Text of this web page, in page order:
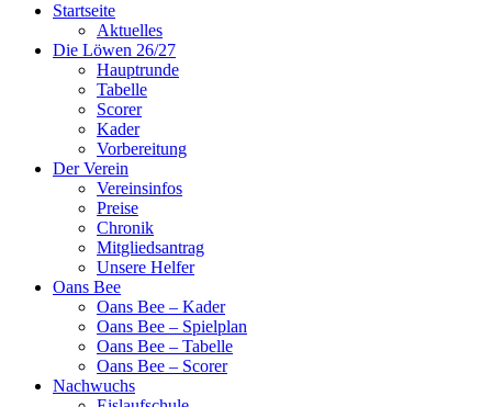
Startseite
Aktuelles
Die Löwen 26/27
Hauptrunde
Tabelle
Scorer
Kader
Vorbereitung
Der Verein
Vereinsinfos
Preise
Chronik
Mitgliedsantrag
Unsere Helfer
Oans Bee
Oans Bee – Kader
Oans Bee – Spielplan
Oans Bee – Tabelle
Oans Bee – Scorer
Nachwuchs